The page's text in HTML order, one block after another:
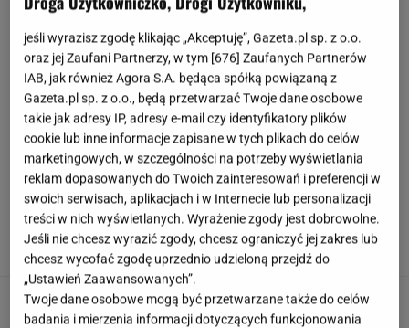
Nadciąga OKI. Będzie weto Nawrockiego?
Domański reaguje
Damięcka dosadnie komentuje upały w
Polsce. "Zasłużyliście"
jeśli wyrazisz zgodę klikając „Akceptuję”, Gazeta.pl sp. z o.o.
oraz jej Zaufani Partnerzy, w tym [676] Zaufanych Partnerów
IAB, jak również Agora S.A. będąca spółką powiązaną z
Gazeta.pl sp. z o.o., będą przetwarzać Twoje dane osobowe
takie jak adresy IP, adresy e-mail czy identyfikatory plików
cookie lub inne informacje zapisane w tych plikach do celów
marketingowych, w szczególności na potrzeby wyświetlania
reklam dopasowanych do Twoich zainteresowań i preferencji w
swoich serwisach, aplikacjach i w Internecie lub personalizacji
treści w nich wyświetlanych. Wyrażenie zgody jest dobrowolne.
Jeśli nie chcesz wyrazić zgody, chcesz ograniczyć jej zakres lub
chcesz wycofać zgodę uprzednio udzieloną przejdź do
„Ustawień Zaawansowanych”.
Twoje dane osobowe mogą być przetwarzane także do celów
badania i mierzenia informacji dotyczących funkcjonowania